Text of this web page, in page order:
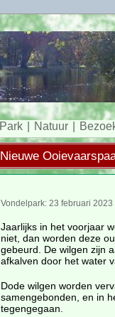
Park Natuur
Nieuwe
Vondelpark: 23 februari 2023
Jaarlijks in het voorjaar
niet, dan worden deze
gebeurd. De wilgen zijn
afkalven door het water
Dode wilgen worden
samengebonden, en in
tegengegaan.